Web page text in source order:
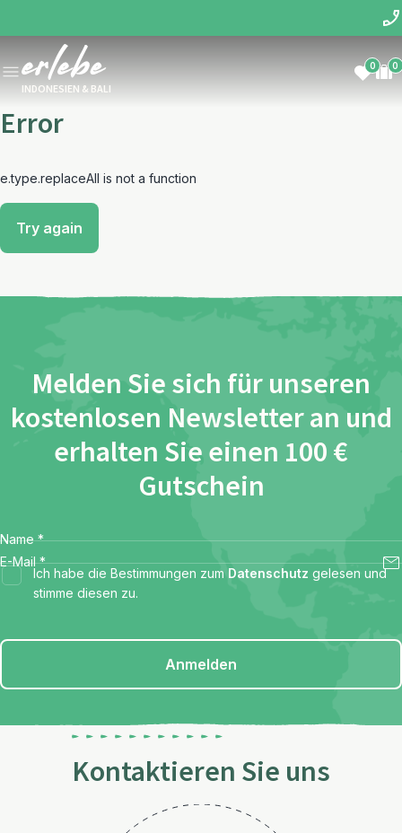
INDONESIEN & BALI
0 0
Error
e.type.replaceAll is not a function
Try again
Melden Sie sich für unseren
kostenlosen Newsletter an und
erhalten Sie einen 100 €
Gutschein
Name *
E-Mail *
Ich habe die Bestimmungen zum Datenschutz gelesen und
stimme diesen zu.
Anmelden
Kontaktieren Sie uns